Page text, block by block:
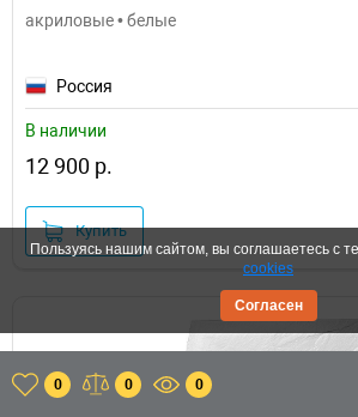
акриловые • белые
Россия
В наличии
12 900 р.
Купить
0 0 0
Пользуясь нашим сайтом, вы соглашаетесь с
cookies
Согласен